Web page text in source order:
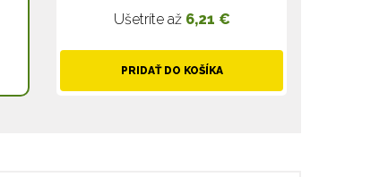
Ušetríte až 6,21 €
PRIDAŤ DO KOŠÍKA